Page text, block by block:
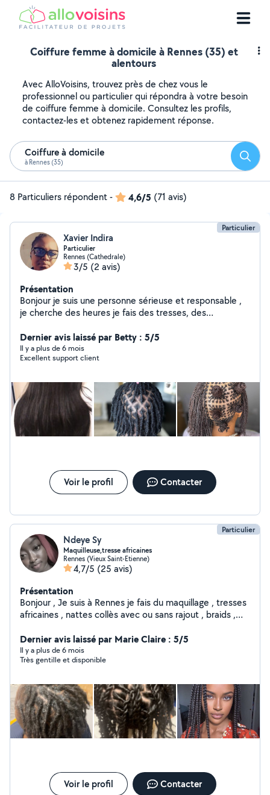
Coiffure femme à domicile à Rennes (35) et
alentours
Avec AlloVoisins, trouvez près de chez vous le
professionnel ou particulier qui répondra à votre besoin
de coiffure femme à domicile. Consultez les profils,
contactez-les et obtenez rapidement réponse.
Coiffure à domicile
à Rennes (35)
8 Particuliers répondent- 4,6/5 (71 avis)
Particulier
Xavier Indira
Particulier
Rennes (Cathedrale)
3/5 (2 avis)
Présentation
Bonjour je suis une personne sérieuse et responsable ,
je cherche des heures je fais des tresses, des
et je fais aussi du ménage.
Dernier avis laissé par Betty : 5/5
Il y a plus de 6 mois
Excellent support client
Voir le profil Contacter
Particulier
Ndeye Sy
Maquilleuse,tresse africaines
Rennes (Vieux Saint-Etienne)
4,7/5 (25 avis)
Présentation
Bonjour , Je suis à Rennes je fais du maquillage , tresses
africaines , nattes collès avec ou sans rajout , braids ,
contacter. A bientot.
Dernier avis laissé par Marie Claire : 5/5
Il y a plus de 6 mois
Très gentille et disponible
Voir le profil Contacter